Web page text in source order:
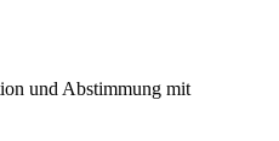
und Abstimmung mit